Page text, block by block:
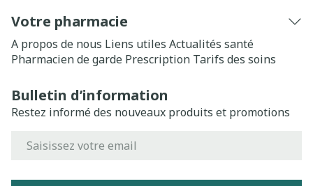
Votre pharmacie
A propos de nous Liens utiles Actualités santé
Pharmacien de garde Prescription Tarifs des soins
Bulletin d’information
Restez informé des nouveaux produits et promotions